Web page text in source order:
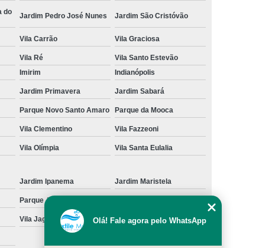
de Toalha de Rosto Grande São Paulo
Locação de Toalha de Rosto Pequena
Locação de Toalha para Rosto
Aluguel de Toalha Industrial Nova
Aluguel de Toalha para Banheiro
de Toalha Industrial Grande São Paulo
Locação de Toalha Industrial São Paulo
Manta Absorção de óleo
óleo
Manta Absorvente Grande São Paulo
do
Jardim Pedro José Nunes Jardim São Cristóvão
Vila Carrão Vila Graciosa
Vila Ré
Vila Santo Estevão
Imirim Indianópolis
Jardim Primavera Jardim Sabará
Parque Novo Santo Amaro Parque da Mooca
Vila Clementino Vila Fazzeoni
Vila Olímpia Vila Santa Eulalia
Jardim Ipanema Jardim Maristela
Parque Anhangüera
Vila Jaguara Vila Jaraguá
Olá! Fale agora pelo WhatsApp